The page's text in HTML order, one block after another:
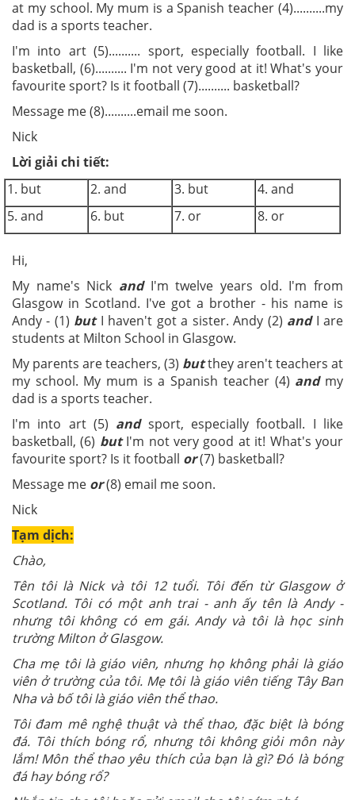
at my school. My mum is a Spanish teacher (4)..........my
dad is a sports teacher.
I'm into art (5).......... sport, especially football. I like
basketball, (6).......... I'm not very good at it! What's your
favourite sport? Is it football (7).......... basketball?
Message me (8)..........email me soon.
Nick
Lời giải chi tiết:
1. but
2. and 3. but
4. and
5. and
6. but 7. or 8. or
Hi,
My name's Nick andI'm twelve years old. I'm from
Glasgow in Scotland. I've got a brother - his name is
Andy - (1) but I haven't got a sister. Andy (2) andI are
students at Milton School in Glasgow.
My parents are teachers, (3) butthey aren't teachers at
my school. My mum is a Spanish teacher (4) andmy
dad is a sports teacher.
I'm into art (5) andsport, especially football. I like
basketball, (6) butI'm not very good at it! What's your
favourite sport? Is it football or(7) basketball?
Message me or(8) email me soon.
Nick
Tạm dịch:
Chào,
Tên tôi là Nick và tôi 12 tuổi. Tôi đến từ Glasgow ở
Scotland. Tôi có một anh trai - anh ấy tên là Andy -
nhưng tôi không có em gái. Andy và tôi là học sinh
trường Milton ở Glasgow.
Cha mẹ tôi là giáo viên, nhưng họ không phải là giáo
viên ở trường của tôi. Mẹ tôi là giáo viên tiếng Tây Ban
Nha và bố tôi là giáo viên thể thao.
Tôi đam mê nghệ thuật và thể thao, đặc biệt là bóng
đá. Tôi thích bóng rổ, nhưng tôi không giỏi môn này
lắm! Môn thể thao yêu thích của bạn là gì? Đó là bóng
đá hay bóng rổ?